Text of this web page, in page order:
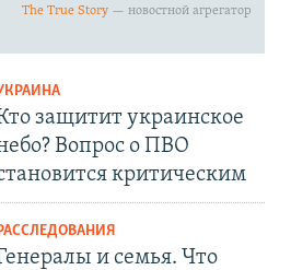
защитит украинское
Вопрос о ПВО
критическим
и семья. Что